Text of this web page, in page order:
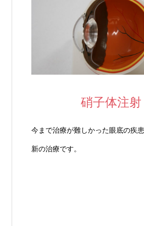
硝子体注射
今まで治療が難しかった眼底の疾
新の治療です。